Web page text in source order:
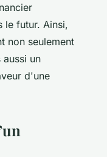
le futur. Ainsi,
non seulement
un
d'une